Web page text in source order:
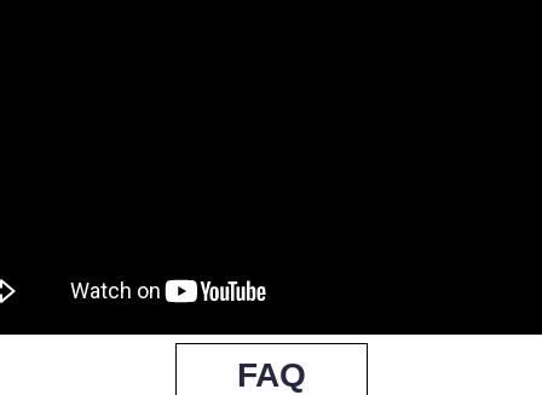
FAQ